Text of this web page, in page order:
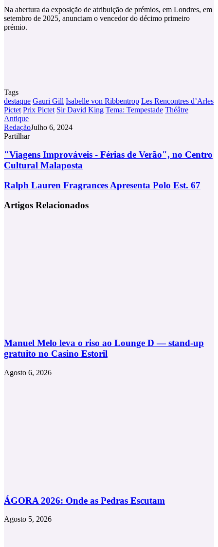
Na abertura da exposição de atribuição de prémios, em Londres, em
setembro de 2025, anunciam o vencedor do décimo primeiro
prémio.
Tags
destaque Gauri Gill Isabelle von Ribbentrop Les Rencontres d’Arles
Pictet Prix ​​Pictet Sir David King Tema: Tempestade Théâtre
Antique
RedaçãoJulho 6, 2024
Partilhar
Via
Email
"Viagens
Improváveis
-
de
no
"Viagens Improváveis - Férias de Verão", no Centro
Cultural Malaposta
Ralph
Lauren
Fragrances
Apresenta
Ralph Lauren Fragrances Apresenta Polo Est. 67
Artigos Relacionados
Manuel Melo leva o riso ao Lounge D — stand-up
gratuito no Casino Estoril
Agosto 6, 2026
ÁGORA 2026: Onde as Pedras Escutam
Agosto 5, 2026